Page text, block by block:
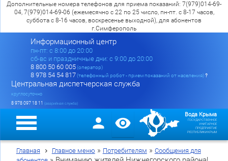
Дополнительные номера телефонов для приема показаний: 7(979)014-69-
04, 7(979)014-69-06 (ежемесячно с 22 по 25 число, пн-пт. с 8-17 часов,
суббота с 8-16 часов, воскресенье выходной), для абонентов
г.Симферополь
Информационный центр
пн-пт: c 8:00 до 20:00
сб-вс и праздничные дни: с 9:00 до 20:00
8 800 50 60 005(оператор)
8 978 54 54 817(телефонный робот - прием показаний от населения)?
Центральная диспетчерская служба
круглосуточно
8 978 097 18 11 (аварийная служба)
Вода Крыма
ГОСУДАРСТВЕННОЕ
УНИТАРНОЕ
ПРЕДПРИЯТИЕ
РЕСПУБЛИКИ КРЫМ
Главная Главное меню » Потребителям » Сообщения для